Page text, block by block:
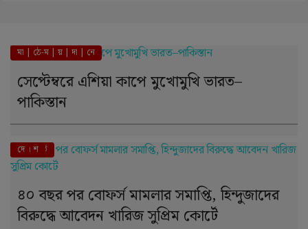
মা | ঠে-ম | য় | দা | নে
সেপ্টেম্বরে এশিয়া কাপে মুখোমুখি ভারত–
পাকিস্তান
এই মুহূর্তে
দে । শ
‌৪০ বছর পর বোফর্স মামলার সমাপ্তি, হিন্দুজাদের
বিরুদ্ধে আবেদন খারিজ সুপ্রিম কোর্টে